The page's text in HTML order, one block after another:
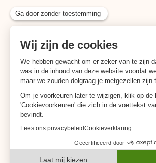
085-7444684
Email
info@nieuwelente.nl
Adres
1382 AD Weesp